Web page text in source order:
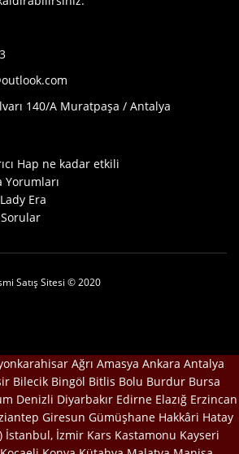
140/A Muratpaşa / Antalya
Hap ne kadar etkili
Yorumları
Era
Sorular
Satış Sitesi © 2020
Ağrı Amasya Ankara Antalya
Bilecik Bingöl Bitlis Bolu Burdur Bursa
Denizli Diyarbakır Edirne Elazığ Erzincan
Giresun Gümüşhane Hakkâri Hatay
İstanbul, İzmir Kars Kastamonu Kayseri